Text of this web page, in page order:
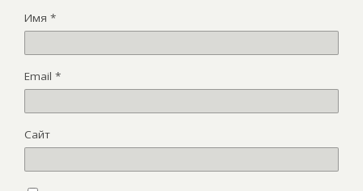
Имя *
Email *
Сайт